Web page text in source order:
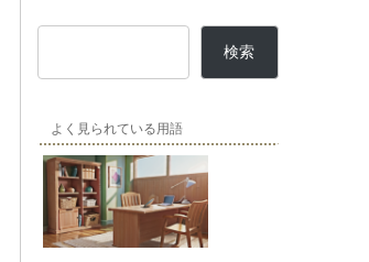
検索
よく見られている用語